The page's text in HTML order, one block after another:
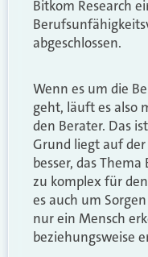
Bitkom Research
abgeschlossen.
Wenn es um die
geht, läuft es also
den Berater. Das
Grund liegt auf
besser, das
zu komplex für
es auch um
nur ein Mensch
beziehungsweise